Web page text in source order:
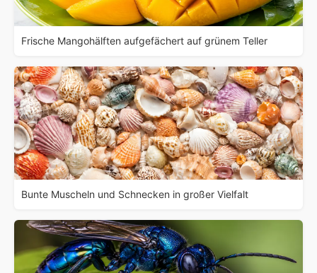
Frische Mangohälften aufgefächert auf grünem Teller
Bunte Muscheln und Schnecken in großer Vielfalt